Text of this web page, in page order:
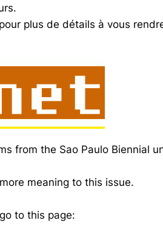
plus de détails à vous
from the Sao Paulo Biennial
meaning to this issue.
to this page: